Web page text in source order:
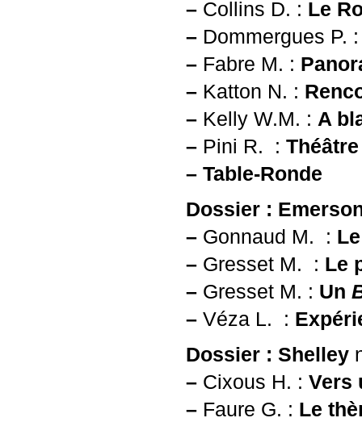
– Collins D. : Le
– Dommergues P.
– Fabre M. :
– Katton N. :
– Kelly W.M. : A
– Pini R. :
– Table-Ronde
Dossier :
– Gonnaud M. :
– Gresset M. : Le
– Gresset M. : Un
– Véza L. :
Dossier : Shelley
– Cixous H. : Vers
– Faure G. : Le